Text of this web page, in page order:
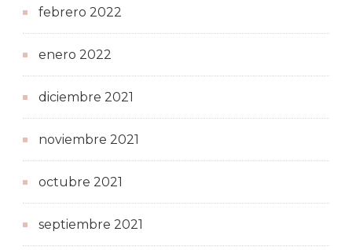
febrero 2022
enero 2022
diciembre 2021
noviembre 2021
octubre 2021
septiembre 2021